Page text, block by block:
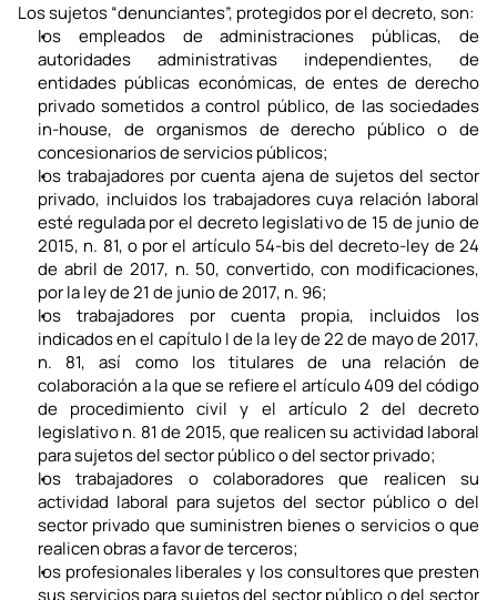
Los sujetos “denunciantes”, protegidos por el decreto, son:
los empleados de administraciones públicas, de
autoridades administrativas independientes, de
entidades públicas económicas, de entes de derecho
privado sometidos a control público, de las sociedades
in-house, de organismos de derecho público o de
concesionarios de servicios públicos;
los trabajadores por cuenta ajena de sujetos del sector
privado, incluidos los trabajadores cuya relación laboral
esté regulada por el decreto legislativo de 15 de junio de
2015, n. 81, o por el artículo 54-bis del decreto-ley de 24
de abril de 2017, n. 50, convertido, con modificaciones,
por la ley de 21 de junio de 2017, n. 96;
los trabajadores por cuenta propia, incluidos los
indicados en el capítulo I de la ley de 22 de mayo de 2017,
n. 81, así como los titulares de una relación de
colaboración a la que se refiere el artículo 409 del código
de procedimiento civil y el artículo 2 del decreto
legislativo n. 81 de 2015, que realicen su actividad laboral
para sujetos del sector público o del sector privado;
los trabajadores o colaboradores que realicen su
actividad laboral para sujetos del sector público o del
sector privado que suministren bienes o servicios o que
realicen obras a favor de terceros;
los profesionales liberales y los consultores que presten
sus servicios para sujetos del sector público o del sector